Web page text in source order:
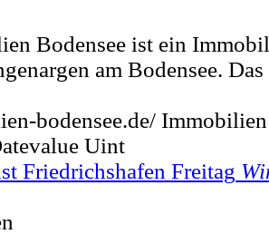
Bodensee ist ein
am Bodensee.
bodensee.de/
Uint
Friedrichshafen Freitag